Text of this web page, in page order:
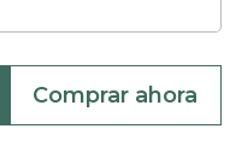
Comprar ahora